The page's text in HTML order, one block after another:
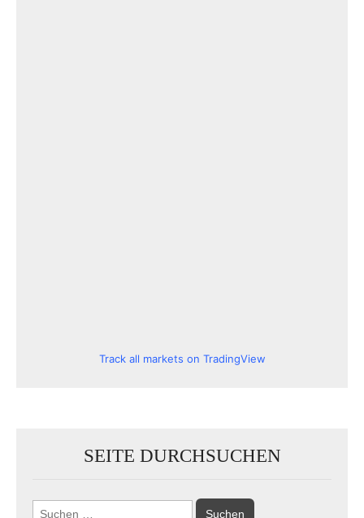
Track all markets on TradingView
SEITE DURCHSUCHEN
Suchen